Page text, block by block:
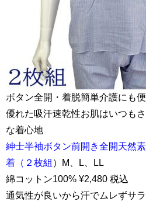
ボタン全開・着脱簡単介護にも便
優れた吸汗速乾性お肌はいつも
な着心地
紳士半袖ボタン前開き全開天然
着（２枚組 ）M、L、LL
綿コットン100% ¥2,480 税込
通気性が良いから汗でムレずサラ